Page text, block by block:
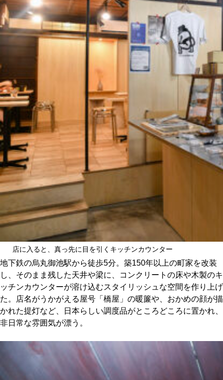
店に入ると、真っ先に目を引くキッチンカウンター
地下鉄の烏丸御池駅から徒歩5分。築150年以上の町家を改装
し、そのまま残した天井や梁に、コンクリートの床や木製のキ
ッチンカウンターが溶け込むスタイリッシュな空間を作り上げ
た。店名がうかがえる屋号「橋屋」の暖簾や、おかめの顔が描
かれた提灯など、日本らしい調度品がところどころに置かれ、
非日常な雰囲気が漂う。